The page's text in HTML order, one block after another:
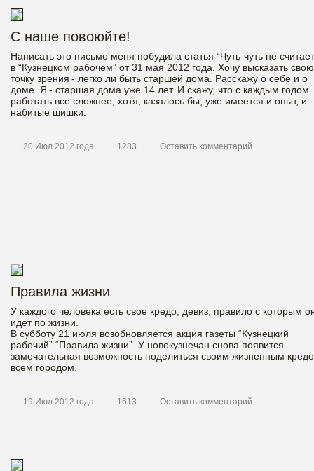
С наше повоюйте!
Написать это письмо меня побудила статья “Чуть-чуть не
в “Кузнецком рабочем” от 31 мая 2012 года. Хочу высказать свою
точку зрения - легко ли быть старшей дома. Расскажу о себе и о
доме. Я - старшая дома уже 14 лет. И скажу, что с каждым годом
работать все сложнее, хотя, казалось бы, уже имеется и опыт, и
набитые шишки.
20 Июл 2012 года 1283 Оставить комментарий
Правила жизни
У каждого человека есть свое кредо, девиз, правило с которым
идет по жизни.
В субботу 21 июля возобновляется акция газеты “Кузнецкий
рабочий” “Правила жизни”. У новокузнечан снова появится
замечательная возможность поделиться своим жизненным
всем городом.
19 Июл 2012 года 1613 Оставить комментарий